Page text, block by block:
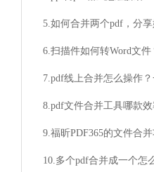
7.pdf线上合并怎么操作